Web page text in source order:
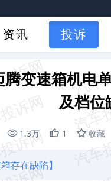
资讯 投诉
腾变速箱机电
及档位
1.3万 1 收藏
存在缺陷】